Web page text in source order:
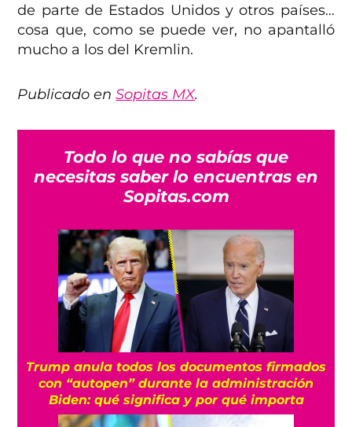
de parte de Estados Unidos y otros países…
cosa que, como se puede ver, no apantalló
mucho a los del Kremlin.
Publicado enSopitas MX.
Todo lo que no sabías que
necesitas saber lo encuentras en
Sopitas.com
Trump anula todos los documentos firmados
con “autopen” durante la administración
Biden: qué significa y por qué importa